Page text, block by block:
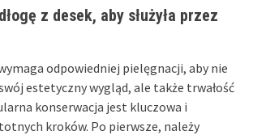
z desek, aby służyła przez
odpowiedniej pielęgnacji, aby nie
estetyczny wygląd, ale także trwałość
konserwacja jest kluczowa i
kroków. Po pierwsze, należy